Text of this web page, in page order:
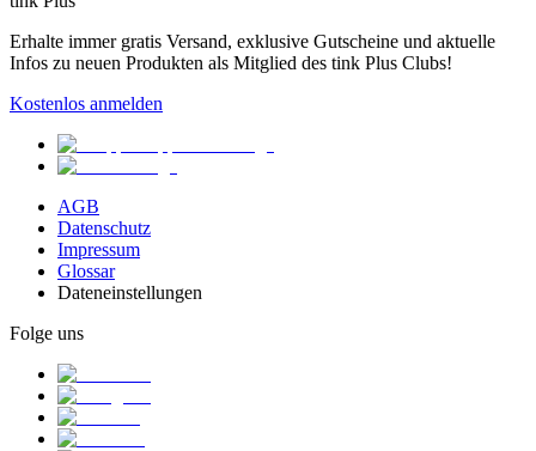
Erhalte immer gratis Versand, exklusive Gutscheine und aktuelle
Infos zu neuen Produkten als Mitglied des tink Plus Clubs!
Kostenlos anmelden
AGB
Datenschutz
Impressum
Glossar
Dateneinstellungen
Folge uns